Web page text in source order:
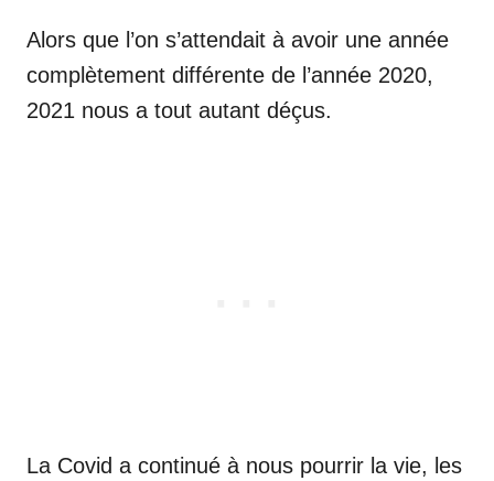
Alors que l’on s’attendait à avoir une année
complètement différente de l’année 2020,
2021 nous a tout autant déçus.
La Covid a continué à nous pourrir la vie, les